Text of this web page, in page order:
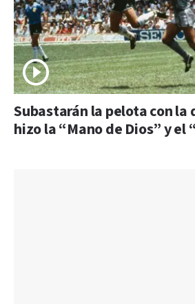
Subastarán la pelota con la
hizo la “Mano de Dios” y el